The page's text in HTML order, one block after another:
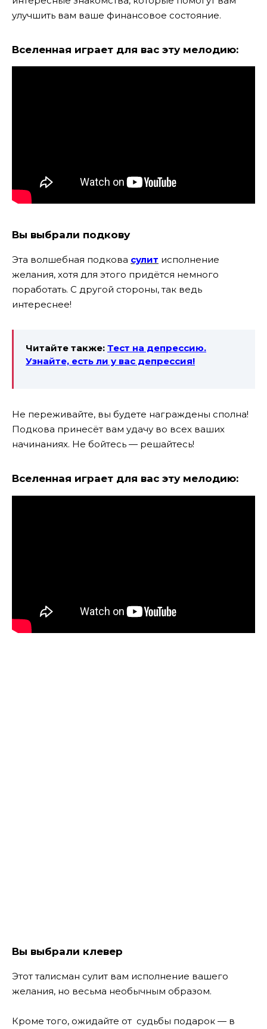
улучшить вам ваше финансовое состояние.
Вселенная играет для вас эту мелодию:
Вы выбрали подкову
Эта волшебная подкова сулит исполнение
желания, хотя для этого придётся немного
поработать. С другой стороны, так ведь
интереснее!
Читайте также: Тест на депрессию.
Узнайте, есть ли у вас депрессия!
Не переживайте, вы будете награждены сполна!
Подкова принесёт вам удачу во всех ваших
начинаниях. Не бойтесь — решайтесь!
Вселенная играет для вас эту мелодию:
Вы выбрали клевер
Этот талисман сулит вам исполнение вашего
желания, но весьма необычным образом.
Кроме того, ожидайте от судьбы подарок — в